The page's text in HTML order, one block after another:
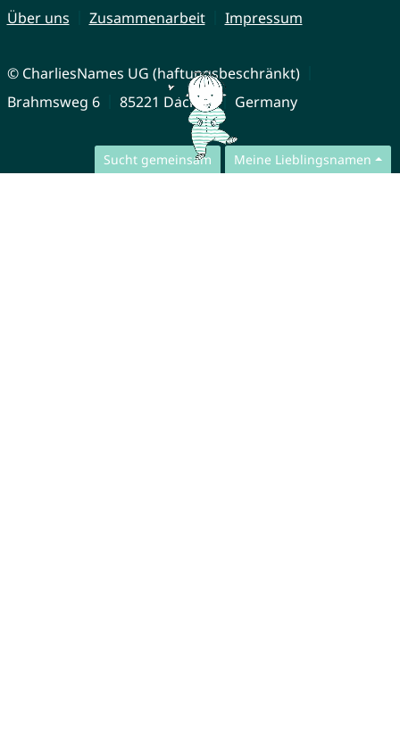
Sucht gemeinsam Meine Lieblingsnamen
Über uns
Zusammenarbeit Impressum
© CharliesNames UG (haftungsbeschränkt)
Brahmsweg 6
85221 Dachau Germany